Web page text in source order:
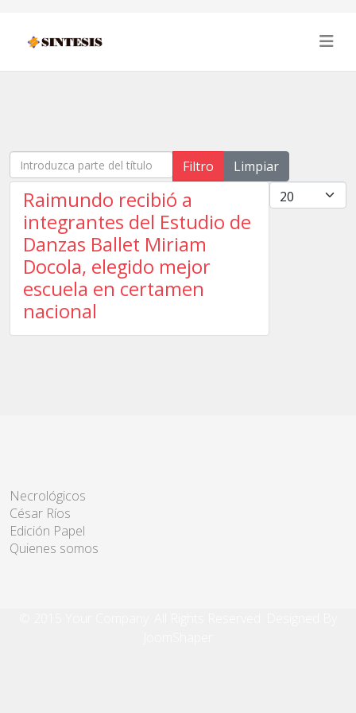
Introduzca parte del título Filtro
Limpiar
Cantidad
Raimundo recibió a
integrantes del Estudio de
Danzas Ballet Miriam
Docola, elegido mejor
escuela en certamen
nacional
Necrológicos
César Ríos
Edición Papel
Quienes somos